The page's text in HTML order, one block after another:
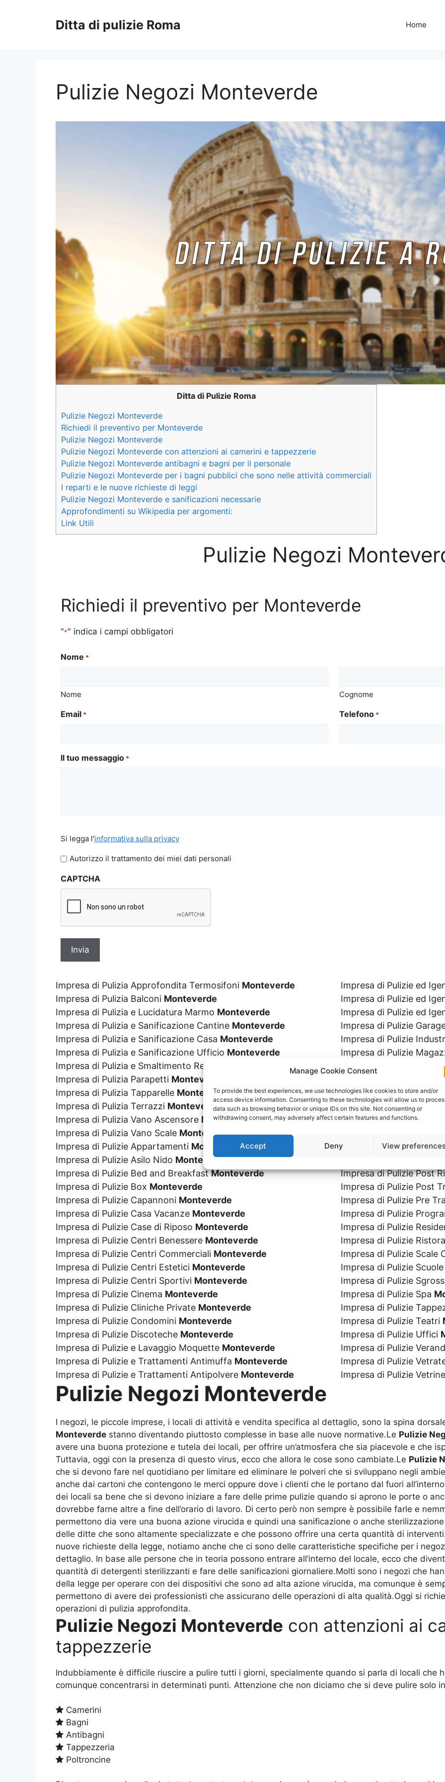
Manage Cookie Consent
To provide the best experiences, we use technologies like cookies to store and/or
access device information. Consenting to these technologies will allow us to
data such as browsing behavior or unique IDs on this site. Not consenting or
withdrawing consent, may adversely affect certain features and functions.
Accept Deny View
Ditta di pulizie Roma Home
Pulizie Negozi Monteverde
Ditta di Pulizie Roma
Pulizie Negozi Monteverde
Richiedi il preventivo per Monteverde
Pulizie Negozi Monteverde
Pulizie Negozi Monteverde con attenzioni ai camerini e tappezzerie
Pulizie Negozi Monteverde antibagni e bagni per il personale
Pulizie Negozi Monteverde per i bagni pubblici che sono nelle attività commerciali
I reparti e le nuove richieste di leggi
Pulizie Negozi Monteverde e sanificazioni necessarie
Approfondimenti su Wikipedia per argomenti:
Link Utili
Pulizie Negozi
Richiedi il preventivo per Monteverde
"*" indica i campi obbligatori
Nome *
Nome Cognome
Email * Telefono *
Il tuo messaggio *
legga
l'informativa
privacy
Si legga l'informativa sulla privacy
Autorizzo il trattamento dei miei dati personali
CAPTCHA
Impresa di Pulizia Approfondita Termosifoni Monteverde
Impresa di Pulizia Balconi Monteverde
Impresa di Pulizia e Lucidatura Marmo Monteverde
Impresa di Pulizia e Sanificazione Cantine Monteverde
Impresa di Pulizia e Sanificazione Casa Monteverde
Impresa di Pulizia e Sanificazione Ufficio Monteverde
Impresa di Pulizia e Smaltimento Resti Alimentari
Monteverde
Impresa di Pulizia Parapetti Monteverde
Impresa di Pulizia Tapparelle Monteverde
Impresa di Pulizia Terrazzi Monteverde
Impresa di Pulizia Vano Ascensore Monteverde
Impresa di Pulizia Vano Scale Monteverde
Impresa di Pulizie Appartamenti Monteverde
Impresa di Pulizie Asilo Nido Monteverde
Impresa di Pulizie Bed and BreakfastMonteverde
Impresa di Pulizie Box Monteverde
Impresa di Pulizie Capannoni Monteverde
Impresa di Pulizie Casa Vacanze Monteverde
Impresa di Pulizie Case di Riposo Monteverde
Impresa di Pulizie Centri Benessere Monteverde
Impresa di Pulizie Centri Commerciali Monteverde
Impresa di Pulizie Centri Estetici Monteverde
Impresa di Pulizie Centri Sportivi Monteverde
Impresa di Pulizie Cinema Monteverde
Impresa di Pulizie Cliniche Private Monteverde
Impresa di Pulizie Condomini Monteverde
Impresa di Pulizie Discoteche Monteverde
Impresa di Pulizie e Lavaggio Moquette Monteverde
Impresa di Pulizie e Trattamenti Antimuffa Monteverde
Impresa di Pulizie e Trattamenti Antipolvere Monteverde
Impresa di Pulizie ed
Impresa di Pulizie ed
Impresa di Pulizie ed
Impresa di Pulizie
Impresa di Pulizie
Impresa di Pulizie
Impresa di Pulizie
Impresa di Pulizie
Impresa di Pulizie
Impresa di Pulizie
Impresa di Pulizie
Impresa di Pulizie
Impresa di Pulizie Post
Impresa di Pulizie Post
Impresa di Pulizie Pre
Impresa di Pulizie
Impresa di Pulizie
Impresa di Pulizie
Impresa di Pulizie Scale
Impresa di Pulizie
Impresa di Pulizie
Impresa di Pulizie Spa
Impresa di Pulizie
Impresa di Pulizie Teatri
Impresa di Pulizie Uffici
Impresa di Pulizie
Impresa di Pulizie
Impresa di Pulizie
Pulizie Negozi Monteverde
I negozi, le piccole imprese, i locali di attività e vendita specifica al dettaglio, sono la spina
Monteverde stanno diventando piuttosto complesse in base alle nuove normative.Le Pulizie
avere una buona protezione e tutela dei locali, per offrire un’atmosfera che sia piacevole e che
Tuttavia, oggi con la presenza di questo virus, ecco che allora le cose sono cambiate.Le Pulizie
che si devono fare nel quotidiano per limitare ed eliminare le polveri che si sviluppano negli
anche dai cartoni che contengono le merci oppure dove i clienti che le portano dal fuori
dei locali sa bene che si devono iniziare a fare delle prime pulizie quando si aprono le porte o
dovrebbe farne altre a fine dell’orario di lavoro. Di certo però non sempre è possibile farle e
permettono dia vere una buona azione virucida e quindi una sanificazione o anche
delle ditte che sono altamente specializzate e che possono offrire una certa quantità di
nuove richieste della legge, notiamo anche che ci sono delle caratteristiche specifiche per i
dettaglio. In base alle persone che in teoria possono entrare all’interno del locale, ecco che
quantità di detergenti sterilizzanti e fare delle sanificazioni giornaliere.Molti sono i negozi che
della legge per operare con dei dispositivi che sono ad alta azione virucida, ma comunque è
permettono di avere dei professionisti che assicurano delle operazioni di alta qualità.Oggi si
operazioni di pulizia approfondita.
Pulizie Negozi Monteverde con attenzioni ai
tappezzerie
Indubbiamente è difficile riuscire a pulire tutti i giorni, specialmente quando si parla di locali che
comunque concentrarsi in determinati punti. Attenzione che non diciamo che si deve pulire solo
Camerini
Bagni
Antibagni
Tappezzeria
Poltroncine